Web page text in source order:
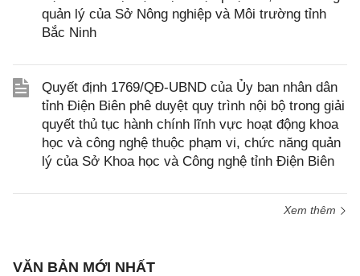
quản lý của Sở Nông nghiệp và Môi trường tỉnh
Bắc Ninh
Quyết định 1769/QĐ-UBND của Ủy ban nhân dân
tỉnh Điện Biên phê duyệt quy trình nội bộ trong giải
quyết thủ tục hành chính lĩnh vực hoạt động khoa
học và công nghệ thuộc phạm vi, chức năng quản
lý của Sở Khoa học và Công nghệ tỉnh Điện Biên
Xem thêm
VĂN BẢN MỚI NHẤT